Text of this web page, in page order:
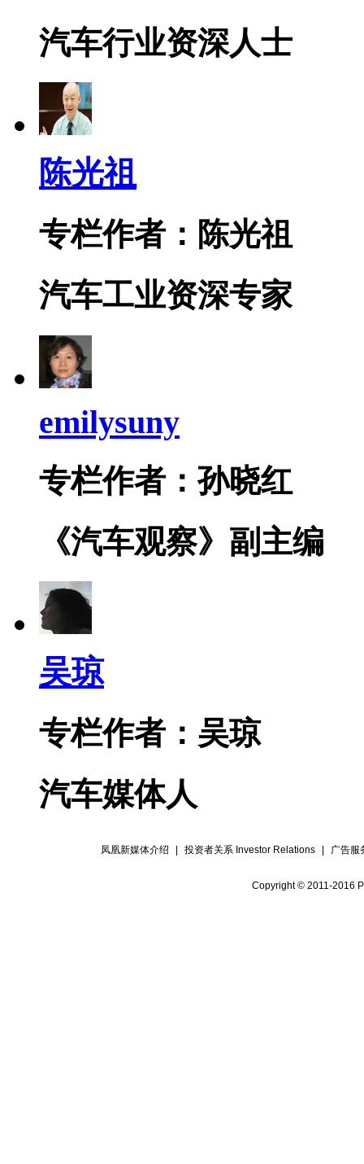
汽车行业资深人士
陈光祖
专栏作者：陈光祖
汽车工业资深专家
emilysuny
专栏作者：孙晓红
《汽车观察》副主编
吴琼
专栏作者：吴琼
汽车媒体人
凤凰新媒体介绍 | 投资者关系 Investor Relations | 广告服
Copyright © 2011-2016